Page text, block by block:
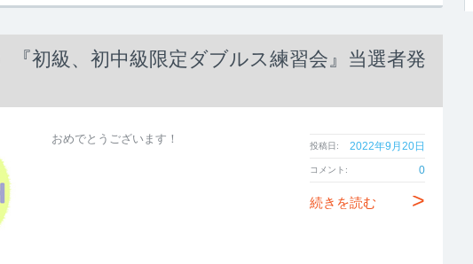
『初級、初中級限定ダブルス練習会』当選者発
投稿日: 2022年9月20日
コメント: 0
続きを読む >
おめでとうございます！